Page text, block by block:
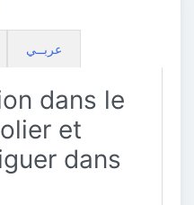
عربــي
dans le
et
dans